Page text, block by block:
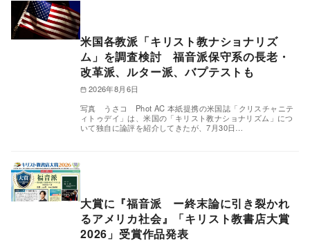
米国各教派「キリスト教ナショナリズ
ム」を調査検討 福音派保守系の長老・
改革派、ルター派、バプテストも
2026年8月6日
写真 うさコ Phot AC 本紙提携の米国誌「クリスチャニテ
ィトゥデイ」は、米国の「キリスト教ナショナリズム」につ
いて独自に論評を紹介してきたが、7月30日…
大賞に『福音派 ー終末論に引き裂かれ
るアメリカ社会』「キリスト教書店大賞
2026」受賞作品発表